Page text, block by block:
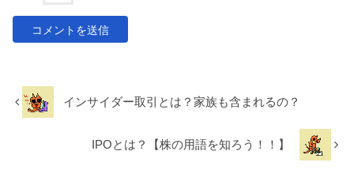
インサイダー取引とは？家族も含まれるの？
IPOとは？【株の用語を知ろう！！】